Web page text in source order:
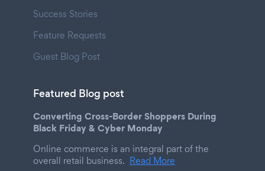
Success Stories
Feature Requests
Guest Blog Post
Featured Blog post
Converting Cross-Border Shoppers During
Black Friday & Cyber Monday
Online commerce is an integral part of the
overall retail business. Read More